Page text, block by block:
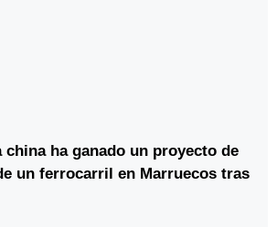
china ha ganado un proyecto de
un ferrocarril en Marruecos tras